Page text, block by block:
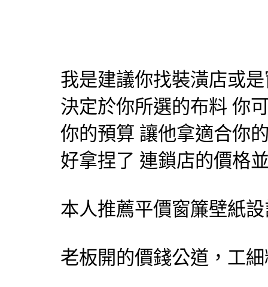
我是建議你找裝潢店或是
決定於你所選的布料 你
你的預算 讓他拿適合你
好拿捏了 連鎖店的價格
本人推薦平價窗簾壁紙
老板開的價錢公道，工